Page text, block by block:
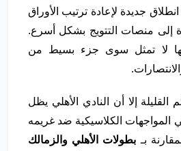
جديدة لإعادة ترتيب الأوراق
إلى منصات التتويج بشكل أسرع.
لا تمثل سوى جزء بسيط من
إلا أن النادي الأهلي يظل
المواجهات الكلاسيكية ضد غريمه
بـ بطولات الأهلي والزمالك